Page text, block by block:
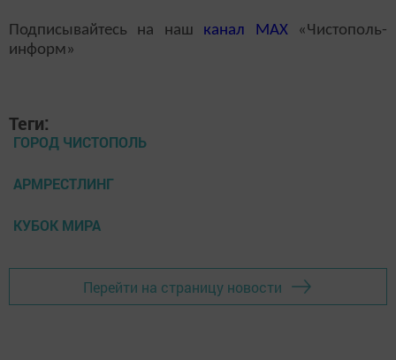
Подписывайтесь на наш канал MAX«Чистополь-
информ»
Теги:
ГОРОД ЧИСТОПОЛЬ
АРМРЕСТЛИНГ
КУБОК МИРА
Перейти на страницу новости